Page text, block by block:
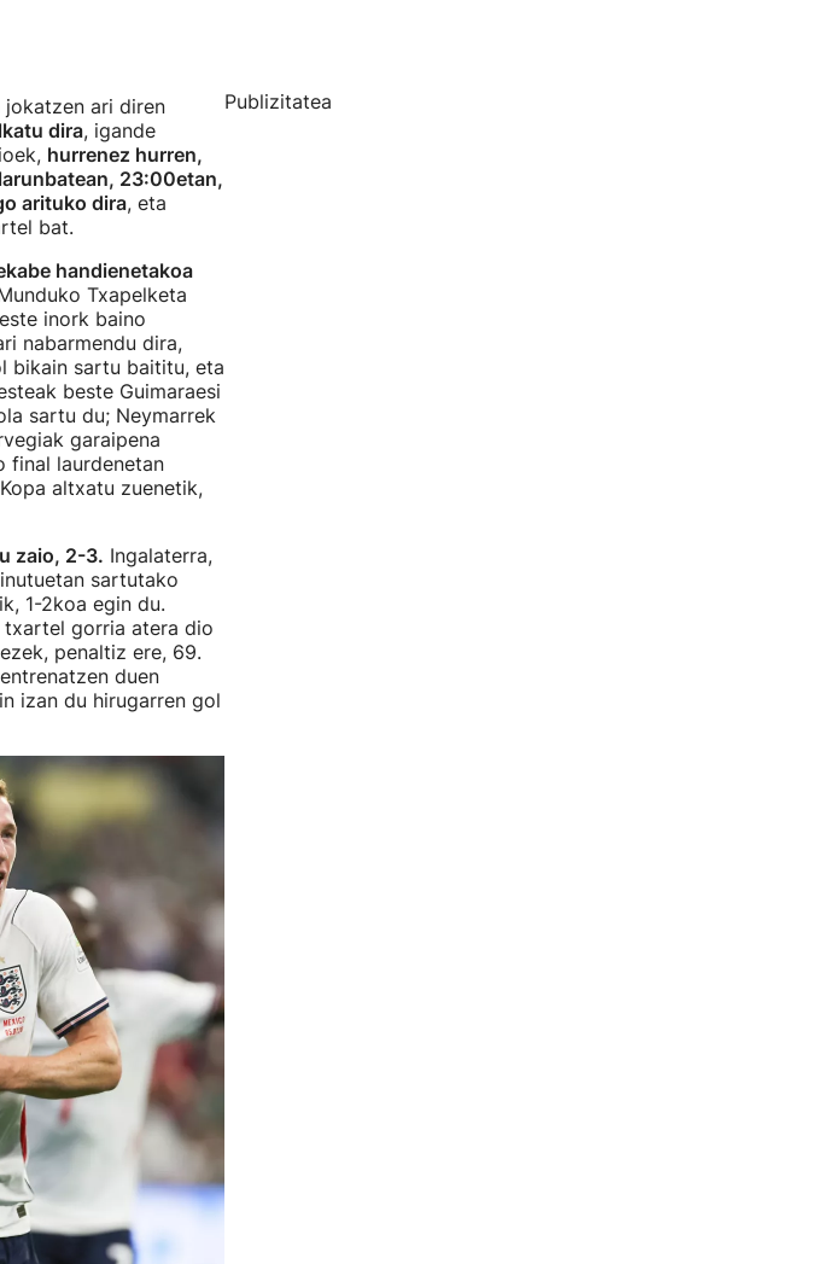
jokatzen ari diren
dira, igande
hurrenez hurren,
larunbatean, 23:00etan,
arituko dira, eta
bat.
handienetakoa
Txapelketa
inork baino
nabarmendu dira,
bikain sartu baititu, eta
beste Guimaraesi
sartu du; Neymarrek
garaipena
final laurdenetan
altxatu zuenetik,
zaio, 2-3. Ingalaterra,
sartutako
1-2koa egin du.
txartel gorria atera dio
penaltiz ere, 69.
duen
izan du hirugarren gol
Publizitatea